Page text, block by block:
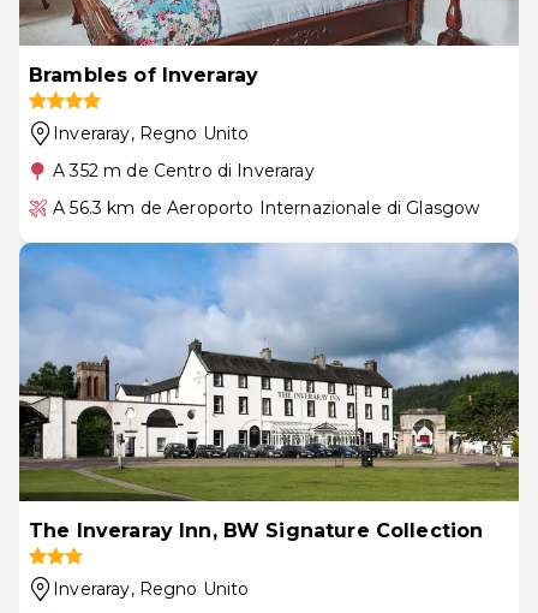
Brambles of Inveraray
Inveraray, Regno Unito
A 352 m de Centro di Inveraray
A 56.3 km de Aeroporto Internazionale di Glasgow
The Inveraray Inn, BW Signature Collection
Inveraray, Regno Unito